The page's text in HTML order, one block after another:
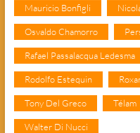
Mauricio Bonfigli
Osvaldo Chamorro
Rafael Passalacqua Ledesma
Rodolfo Estequin
Tony Del Greco Télam
Walter Di Nucci